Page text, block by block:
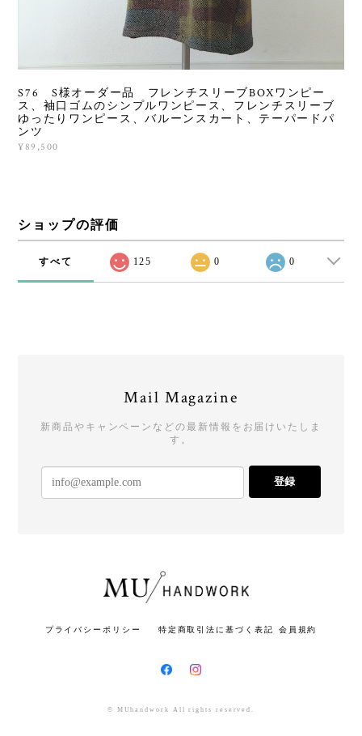
S76 S様オーダー品 フレンチスリーブBOXワンピー
ス、袖口ゴムのシンプルワンピース、フレンチスリーブ
ゆったりワンピース、バルーンスカート、テーパードパ
ンツ
¥89,500
ショップの評価
すべて 125 0 0
Mail Magazine
新商品やキャンペーンなどの最新情報をお届けいたしま
す。
登録
プライバシーポリシー 特定商取引法に基づく表記 会員規約
© MUhandwork All rights reserved.